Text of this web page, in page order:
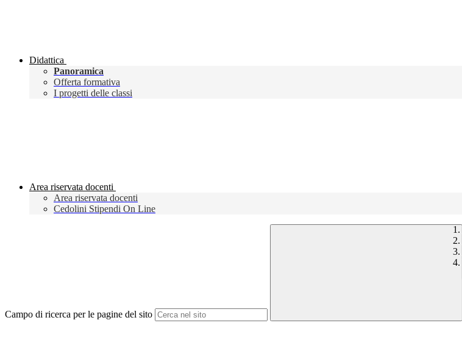
Didattica
Panoramica
Offerta formativa
I progetti delle classi
Area riservata docenti
Area riservata docenti
Cedolini Stipendi On Line
Campo di ricerca per le pagine del sito